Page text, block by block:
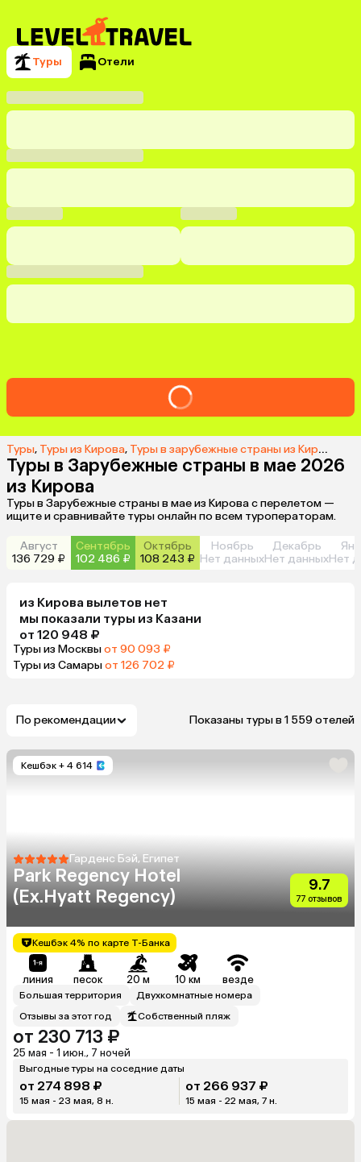
Туры Отели
Туры, Туры из Кирова, Туры в зарубежные страны из Кирова
Туры в Зарубежные страны в мае 2026
из Кирова
Туры в Зарубежные страны в мае из Кирова с перелетом —
ищите и сравнивайте туры онлайн по всем туроператорам.
Август
136 729 ₽
Сентябрь
102 486 ₽
Октябрь
108 243 ₽
Ноябрь
Нет данных
Декабрь
Нет данныхНет
из Кирова вылетов нет
мы показали туры из Казани
от 120 948 ₽
Туры из Москвыот 90 093 ₽
Туры из Самарыот 126 702 ₽
По рекомендации Показаны туры в 1 559 отелей
Кешбэк + 4 614
Гарденс Бэй, Египет
Park Regency Hotel
(Ex.Hyatt Regency)
9.7
77 отзывов
Кешбэк 4% по карте Т-Банка
линия песок 20 м 10 км везде
Большая территория
Двухкомнатные номера
Отзывы за этот год
Собственный пляж
от 230 713 ₽
25 мая - 1 июн., 7 ночей
Выгодные туры на соседние даты
от 274 898 ₽
15 мая - 23 мая, 8 н.
от 266 937 ₽
15 мая - 22 мая, 7 н.